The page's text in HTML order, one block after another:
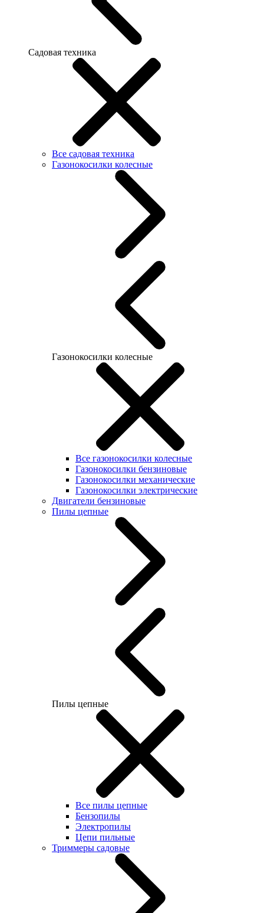
Садовая техника
Все садовая техника
Газонокосилки колесные
Газонокосилки колесные
Все газонокосилки колесные
Газонокосилки бензиновые
Газонокосилки механические
Газонокосилки электрические
Двигатели бензиновые
Пилы цепные
Пилы цепные
Все пилы цепные
Бензопилы
Электропилы
Цепи пильные
Триммеры садовые